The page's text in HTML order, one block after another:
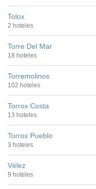
Tolox
2 hoteles
Torre Del Mar
18 hoteles
Torremolinos
102 hoteles
Torrox Costa
13 hoteles
Torrox Pueblo
3 hoteles
Vélez
9 hoteles